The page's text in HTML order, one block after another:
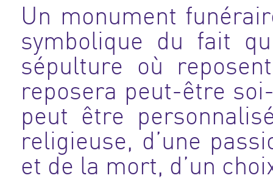
Un monument
symbolique du fait
sépulture où
reposera peut-être
peut être
religieuse, d’une
et de la mort, d’un